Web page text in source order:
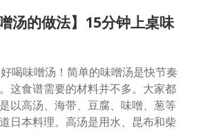
汤的做法】15分钟上桌味
喝味噌汤！简单的味噌汤是快节奏
这食谱需要的材料并不多。大家都
以高汤、海带、豆腐、味噌、葱等
日本料理。高汤是用水、昆布和柴